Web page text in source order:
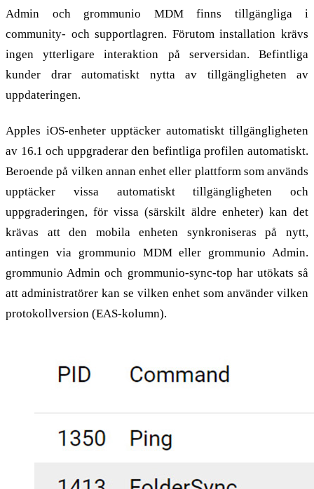
Admin och grommunio MDM finns tillgängliga i
community- och supportlagren. Förutom installation krävs
ingen ytterligare interaktion på serversidan. Befintliga
kunder drar automatiskt nytta av tillgängligheten av
uppdateringen.
Apples iOS-enheter upptäcker automatiskt tillgängligheten
av 16.1 och uppgraderar den befintliga profilen automatiskt.
Beroende på vilken annan enhet eller plattform som används
upptäcker vissa automatiskt tillgängligheten och
uppgraderingen, för vissa (särskilt äldre enheter) kan det
krävas att den mobila enheten synkroniseras på nytt,
antingen via grommunio MDM eller grommunio Admin.
grommunio Admin och grommunio-sync-top har utökats så
att administratörer kan se vilken enhet som använder vilken
protokollversion (EAS-kolumn).